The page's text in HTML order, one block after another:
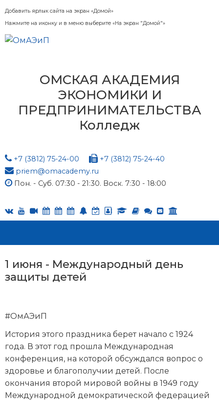
Добавить ярлык сайта на экран «Домой»
Нажмите на иконку и в меню выберите «На экран "Домой"»
ОМСКАЯ АКАДЕМИЯ
ЭКОНОМИКИ И
ПРЕДПРИНИМАТЕЛЬСТВА
Колледж
+7 (3812) 75-24-00
+7 (3812) 75-24-40
priem@omacademy.ru
Пон. - Суб. 07:30 - 21:30. Воск. 7:30 - 18:00
1 июня - Международный день
защиты детей
#ОмАЭиП
История этого праздника берет начало с 1924
года. В этот год прошла Международная
конференция, на которой обсуждался вопрос о
здоровье и благополучии детей. После
окончания второй мировой войны в 1949 году
Международной демократической федерацией